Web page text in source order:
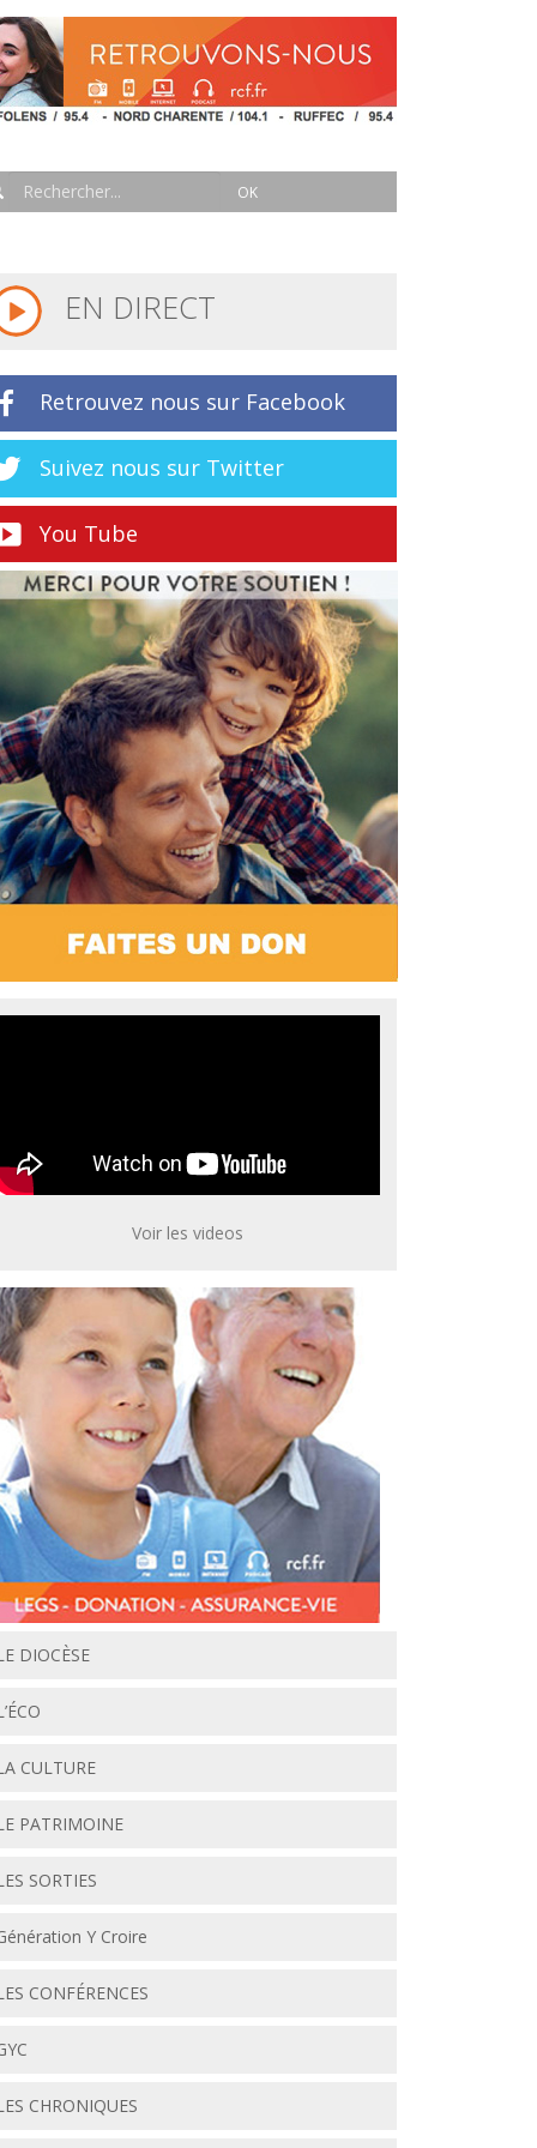
EN DIRECT
Retrouvez nous sur Facebook
Suivez nous sur Twitter
You Tube
Voir les videos
DIOCÈSE
CULTURE
PATRIMOINE
SORTIES
Y Croire
CONFÉRENCES
CHRONIQUES